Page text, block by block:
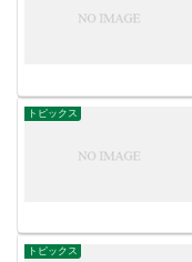
トピックス
トピックス